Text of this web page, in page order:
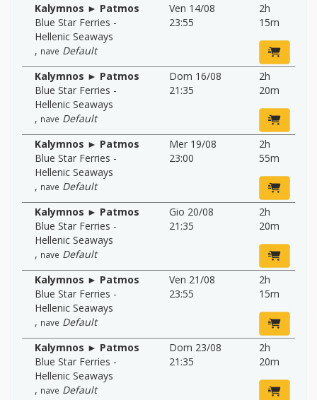
Kalymnos ► Patmos
Blue Star Ferries -
Hellenic Seaways
, nave Default
Ven 14/08
23:55
2h
15m
Kalymnos ► Patmos
Blue Star Ferries -
Hellenic Seaways
, nave Default
Dom 16/08
21:35
2h
20m
Kalymnos ► Patmos
Blue Star Ferries -
Hellenic Seaways
, nave Default
Mer 19/08
23:00
2h
55m
Kalymnos ► Patmos
Blue Star Ferries -
Hellenic Seaways
, nave Default
Gio 20/08
21:35
2h
20m
Kalymnos ► Patmos
Blue Star Ferries -
Hellenic Seaways
, nave Default
Ven 21/08
23:55
2h
15m
Kalymnos ► Patmos
Blue Star Ferries -
Hellenic Seaways
, nave Default
Dom 23/08
21:35
2h
20m